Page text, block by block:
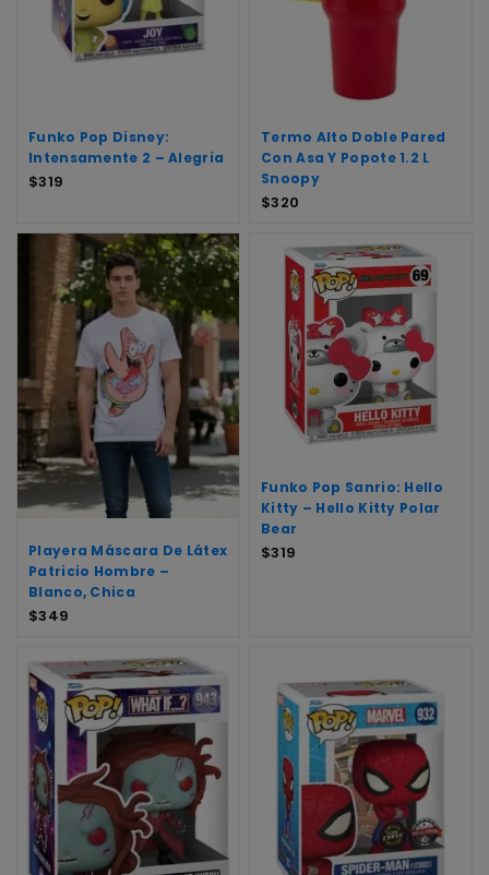
Funko Pop Disney:
Intensamente 2 – Alegria
$319
Termo Alto Doble Pared
Con Asa Y Popote 1.2 L
Snoopy
$320
Playera Máscara De Látex
Patricio Hombre –
Blanco, Chica
$349
Funko Pop Sanrio: Hello
Kitty – Hello Kitty Polar
Bear
$319